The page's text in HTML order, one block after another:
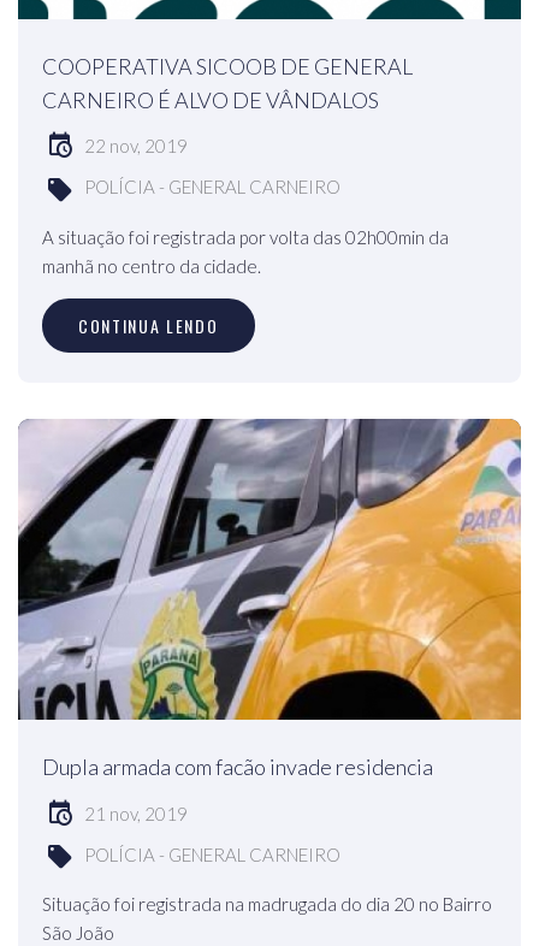
COOPERATIVA SICOOB DE GENERAL
CARNEIRO É ALVO DE VÂNDALOS
22 nov, 2019
POLÍCIA - GENERAL CARNEIRO
A situação foi registrada por volta das 02h00min da
manhã no centro da cidade.
CONTINUA LENDO
Dupla armada com facão invade residencia
21 nov, 2019
POLÍCIA - GENERAL CARNEIRO
Situação foi registrada na madrugada do dia 20 no Bairro
São João